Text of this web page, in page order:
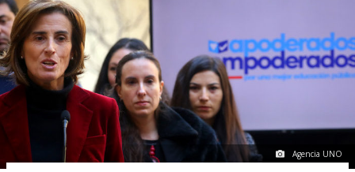
Agencia UNO